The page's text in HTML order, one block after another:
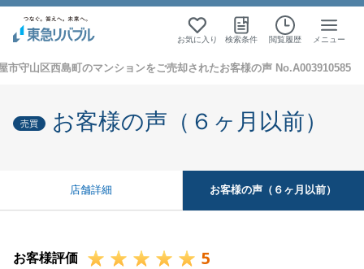
お気に入り 検索条件 閲覧履歴 メニュー
市守山区西島町のマンションをご売却されたお客様の声 No.A003910585
売買 お客様の声（６ヶ月以前）
店舗詳細 お客様の声（６ヶ月以前）
お客様評価 5